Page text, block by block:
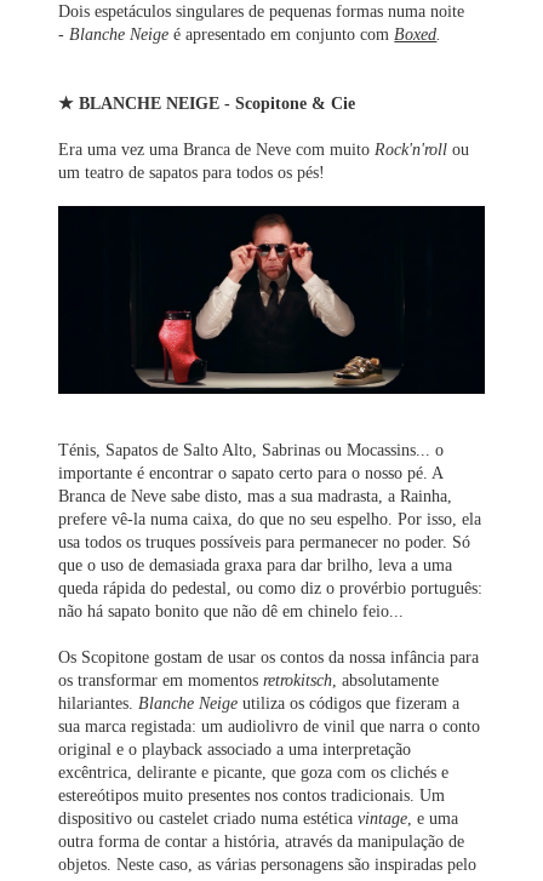
Dois espetáculos singulares de pequenas formas numa noite
-Blanche Neigeé apresentado em conjunto comBoxed.
★ BLANCHE NEIGE - Scopitone & Cie
Era uma vez uma Branca de Neve com muitoRock'n'roll ou
um teatro de sapatos para todos os pés!
Ténis, Sapatos de Salto Alto, Sabrinas ou Mocassins... o
importante é encontrar o sapato certo para o nosso pé. A
Branca de Neve sabe disto, mas a sua madrasta, a Rainha,
prefere vê-la numa caixa, do que no seu espelho. Por isso, ela
usa todos os truques possíveis para permanecer no poder. Só
que o uso de demasiada graxa para dar brilho, leva a uma
queda rápida do pedestal, ou como diz o provérbio português:
não há sapato bonito que não dê em chinelo feio...
Os Scopitone gostam de usar os contos da nossa infância para
os transformar em momentosretrokitsch , absolutamente
hilariantes. Blanche Neige utiliza os códigos que fizeram a
sua marca registada: um audiolivro de vinil que narra o conto
original e o playback associado a uma interpretação
excêntrica, delirante e picante, que goza com os clichés e
estereótipos muito presentes nos contos tradicionais. Um
dispositivo ou castelet criado numa estéticavintage , e uma
outra forma de contar a história, através da manipulação de
objetos. Neste caso, as várias personagens são inspiradas pelo